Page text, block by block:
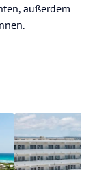
außerdem